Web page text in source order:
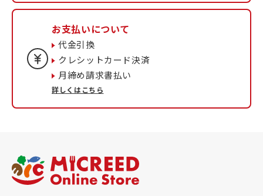
お支払いについて
代金引換
クレシットカード決済
月締め請求書払い
詳しくはこちら